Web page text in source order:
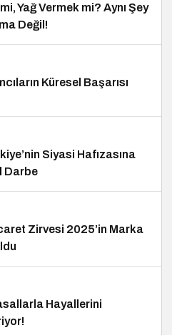
Yağ Vermek mi? Aynı Şey
Değil!
Küresel Başarısı
Siyasi Hafızasına
Darbe
Zirvesi 2025’in Marka
Hayallerini